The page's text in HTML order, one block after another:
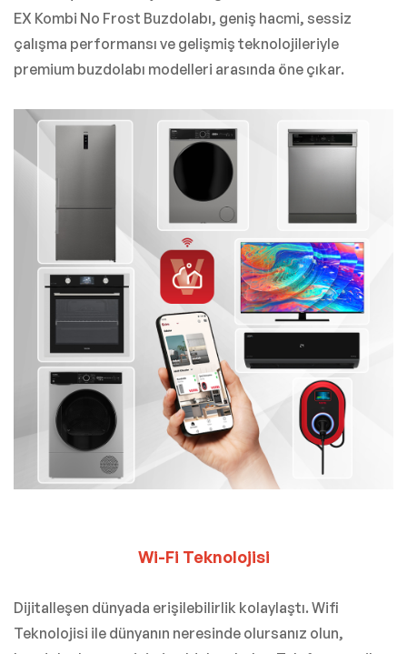
EX Kombi No Frost Buzdolabı, geniş hacmi, sessiz
çalışma performansı ve gelişmiş teknolojileriyle
premium buzdolabı modelleri arasında öne çıkar.
Wi-Fi Teknolojisi
Dijitalleşen dünyada erişilebilirlik kolaylaştı. Wifi
Teknolojisi ile dünyanın neresinde olursanız olun,